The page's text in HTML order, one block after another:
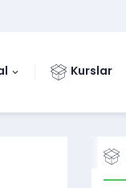
Kurslar